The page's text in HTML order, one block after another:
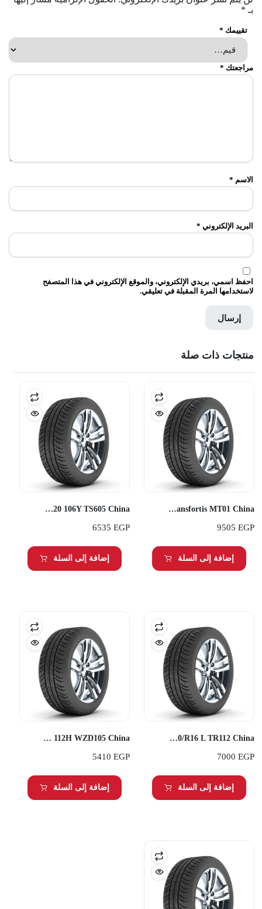
بـ *
تقييمك *
مراجعتك *
الاسم *
البريد الإلكتروني *
احفظ اسمي، بريدي الإلكتروني، والموقع الإلكتروني في هذا المتصفح
لاستخدامها المرة المقبلة في تعليقي.
منتجات ذات صلة
Transmate 285/70R18 Q Transfortis MT01 China
9505 EGP
إضافة إلى السلة
Transmate 275/40R20 106Y TS605 China
6535 EGP
إضافة إلى السلة
Transmate 750/R16 L TR112 China
7000 EGP
إضافة إلى السلة
Transmate 265/70R16 112H WZD105 China
5410 EGP
إضافة إلى السلة